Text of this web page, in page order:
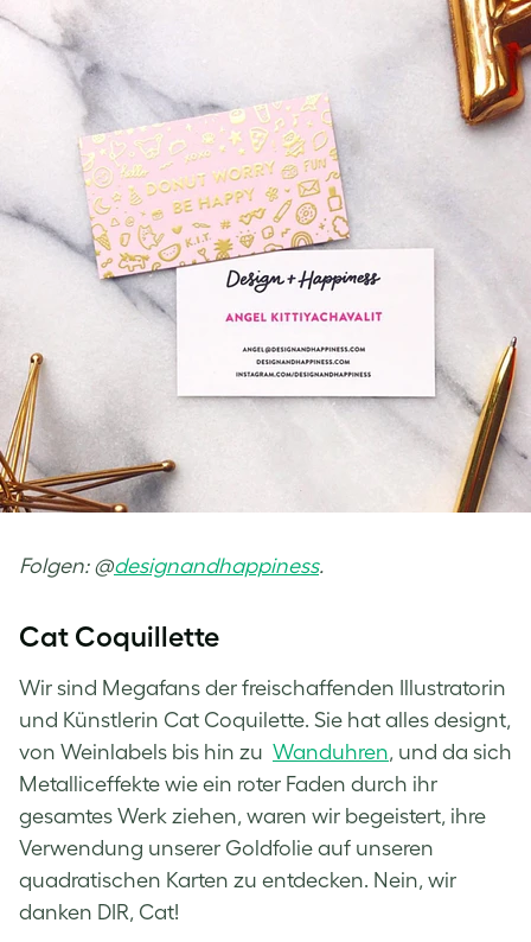
Folgen: @designandhappiness.
Cat Coquillette
Wir sind Megafans der freischaffenden Illustratorin
und Künstlerin Cat Coquilette. Sie hat alles designt,
von Weinlabels bis hin zu Wanduhren, und da sich
Metalliceffekte wie ein roter Faden durch ihr
gesamtes Werk ziehen, waren wir begeistert, ihre
Verwendung unserer Goldfolie auf unseren
quadratischen Karten zu entdecken. Nein, wir
danken DIR, Cat!